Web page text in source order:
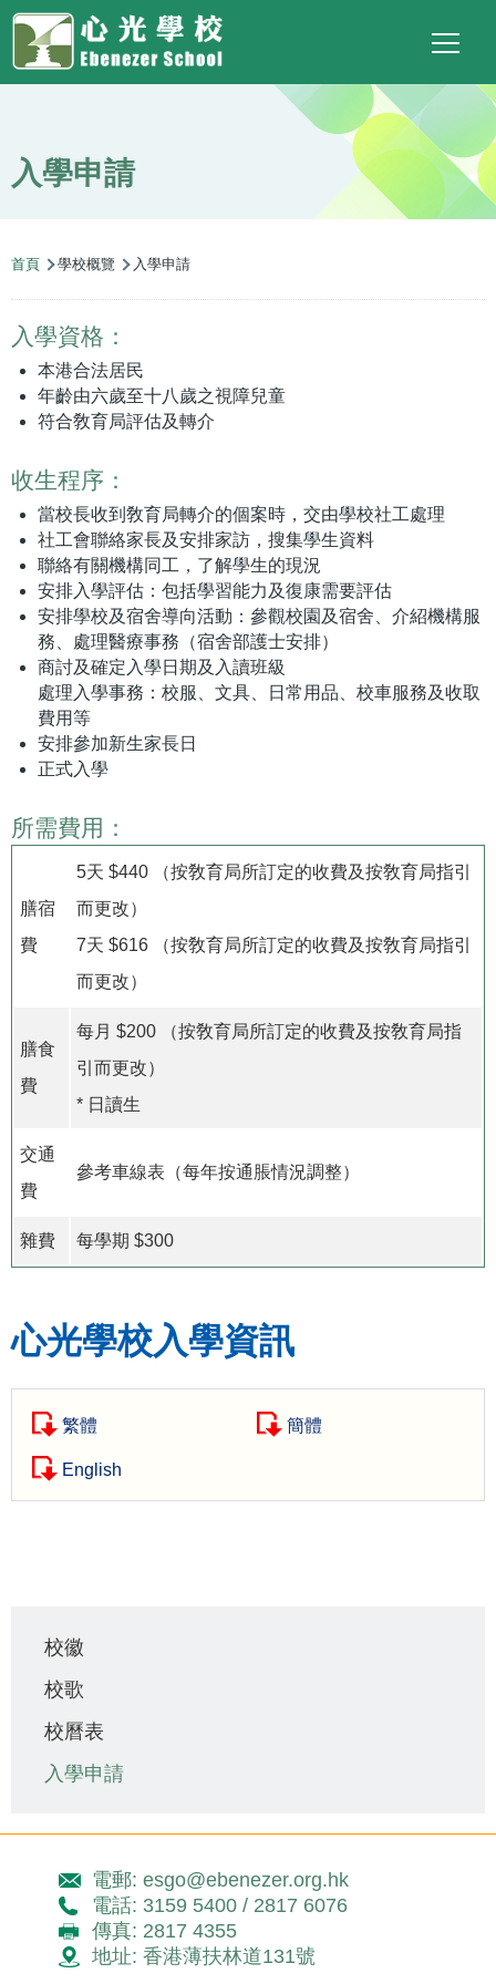
移至主內容
Top
Social
Link
Language
switcher
Main
navigation
入學申請
導
連
結
首頁 學校概覽 入學申請
入學資格：
本港合法居民
年齡由六歲至十八歲之視障兒童
符合敎育局評估及轉介
收生程序：
當校長收到敎育局轉介的個案時，交由學校社工處理
社工會聯絡家長及安排家訪，搜集學生資料
聯絡有關機構同工，了解學生的現況
安排入學評估：包括學習能力及復康需要評估
安排學校及宿舍導向活動：參觀校園及宿舍、介紹機構服
務、處理醫療事務（宿舍部護士安排）
商討及確定入學日期及入讀班級
處理入學事務：校服、文具、日常用品、校車服務及收取
費用等
安排參加新生家長日
正式入學
所需費用：
膳宿
費
5天 $440 （按敎育局所訂定的收費及按敎育局指引
而更改）
7天 $616 （按敎育局所訂定的收費及按敎育局指引
而更改）
膳食
費
每月 $200 （按敎育局所訂定的收費及按敎育局指
引而更改）
* 日讀生
交通
費
參考車線表（每年按通脹情況調整）
雜費 每學期 $300
心光學校入學資訊
繁體 簡體
English
navigation
校徽
校歌
校曆表
入學申請
電郵: esgo@ebenezer.org.hk
電話: 3159 5400 / 2817 6076
傳真: 2817 4355
地址: 香港薄扶林道131號